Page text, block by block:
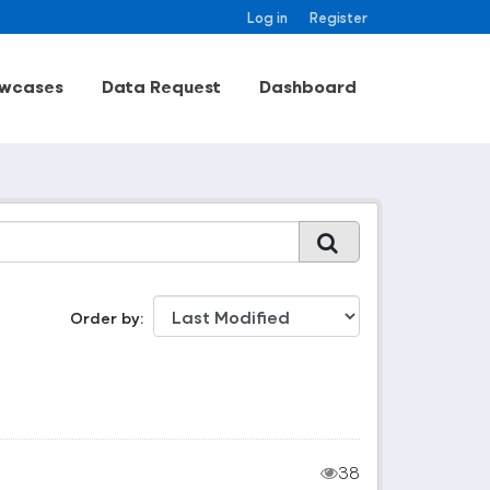
Log in Register
Data Request Dashboard
Order by
38